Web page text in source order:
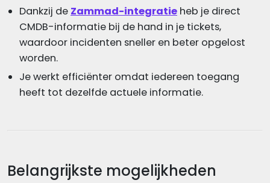
Dankzij de Zammad-integratie heb je direct
CMDB-informatie bij de hand in je tickets,
waardoor incidenten sneller en beter opgelost
worden.
Je werkt efficiënter omdat iedereen toegang
heeft tot dezelfde actuele informatie.
Belangrijkste mogelijkheden